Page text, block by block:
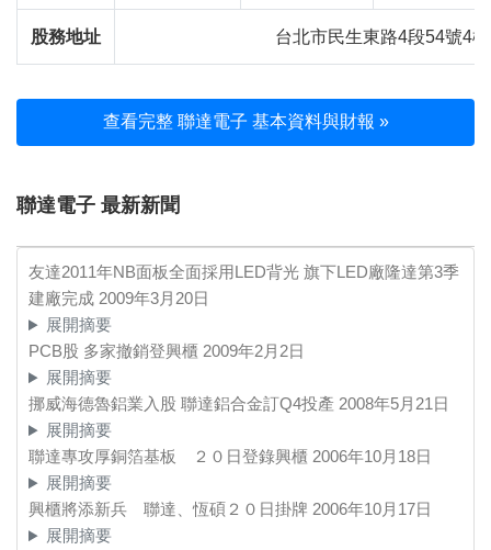
股務地址 台北市民生東路4段54號4樓
查看完整 聯達電子 基本資料與財報 »
聯達電子 最新新聞
友達2011年NB面板全面採用LED背光 旗下LED廠隆達第3季
建廠完成 2009年3月20日
展開摘要
PCB股 多家撤銷登興櫃 2009年2月2日
展開摘要
挪威海德魯鋁業入股 聯達鋁合金訂Q4投產 2008年5月21日
展開摘要
聯達專攻厚銅箔基板 ２０日登錄興櫃 2006年10月18日
展開摘要
興櫃將添新兵 聯達、恆碩２０日掛牌 2006年10月17日
展開摘要